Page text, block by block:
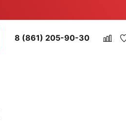
8 (861) 205-90-30